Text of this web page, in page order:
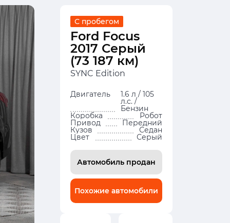
С пробегом
Ford Focus
2017 Серый
(73 187 км)
SYNC Edition
Двигатель 1.6 л / 105
л.с. /
Бензин
Коробка Робот
Привод Передний
Кузов Седан
Цвет Серый
Автомобиль продан
Похожие автомобили